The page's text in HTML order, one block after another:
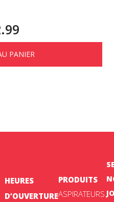
PANIER
HEURES
D’OUVERTURE
PRODUITS
ASPIRATEURS